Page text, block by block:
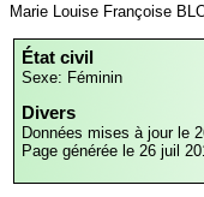
Marie Louise Françoise
État civil
Sexe: Féminin
Divers
Données mises à jour le
Page générée le 26 juil